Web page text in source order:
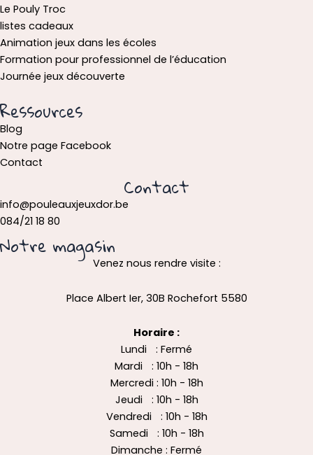
Le Pouly Troc
listes cadeaux
Animation jeux dans les écoles
Formation pour professionnel de l’éducation
Journée jeux découverte
Ressources
Blog
Notre page Facebook
Contact
Contact
info@pouleauxjeuxdor.be
084/21 18 80
Notre magasin
Venez nous rendre visite :
Place Albert Ier, 30B Rochefort 5580
Horaire :
Lundi : Fermé
Mardi : 10h - 18h
Mercredi : 10h - 18h
Jeudi : 10h - 18h
Vendredi : 10h - 18h
Samedi : 10h - 18h
Dimanche : Fermé